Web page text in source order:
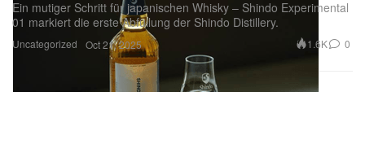
Uncategorized
Ein mutiger Schritt für japanischen Whisky – Shindo Experimental
01 markiert die erste Abfüllung der Shindo Distillery.
Oct 21, 2025 1.6K 0